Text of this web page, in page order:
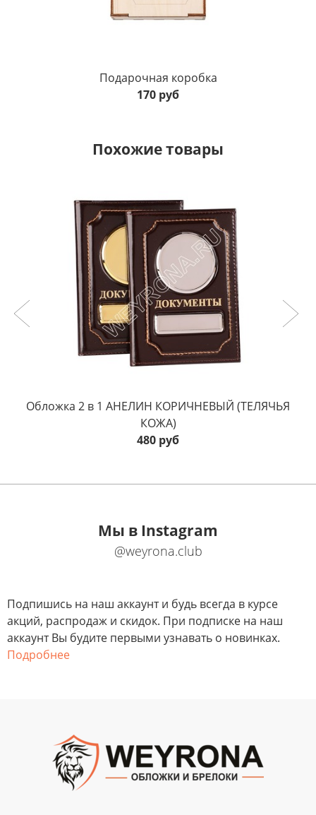
Подарочная коробка
170 руб
Похожие товары
Обложка 2 в 1 АНЕЛИН КОРИЧНЕВЫЙ (ТЕЛЯЧЬЯ
КОЖА)
480 руб
Мы в Instagram
@weyrona.club
Подпишись на наш аккаунт и будь всегда в курсе
акций, распродаж и скидок. При подписке на наш
аккаунт Вы будите первыми узнавать о новинках.
Подробнее